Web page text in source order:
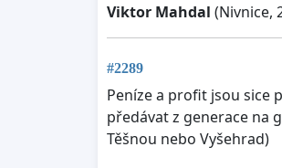
Viktor Mahdal (Nivnice,
#2289
Peníze a profit jsou sice
předávat z generace na
Těšnou nebo Vyšehrad)